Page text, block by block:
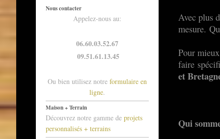
Avec plus
mesure.
Pour
faire
et
Qui
Nous contacter
Appelez-nous au:
06.60.03.52.67
09.51.61.13.45
Ou bien utilisez notre formulaire en
ligne.
Maison + Terrain
Découvrez notre gamme de projets
personnalisés + terrains